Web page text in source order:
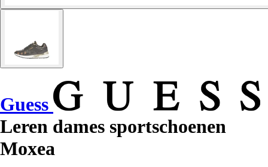
Guess
Leren dames sportschoenen
Moxea